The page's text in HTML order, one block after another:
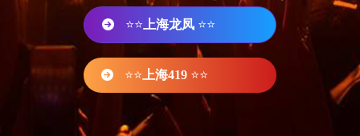
⭐⭐ 上海龙凤 ⭐⭐
⭐⭐ 上海419 ⭐⭐